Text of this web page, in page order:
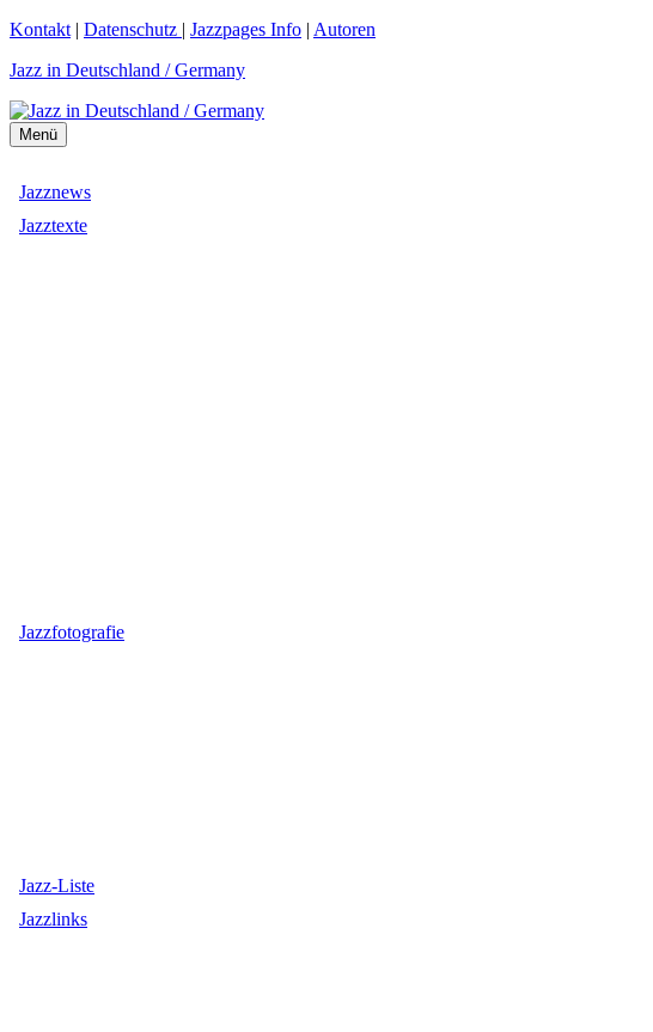
Zum
springen
Kontakt | Datenschutz | Jazzpages Info | Autoren
Jazz in Deutschland / Germany
Menü
Jazznews
Jazztexte
Jazzfotografie
Jazz-Liste
Jazzlinks